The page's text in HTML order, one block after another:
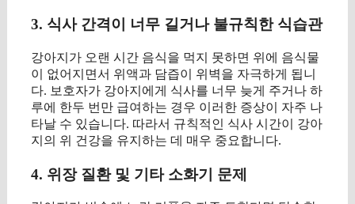
3. 식사 간격이 너무 길거나 불규칙한 식습관
강아지가 오랜 시간 음식을 먹지 못하면 위에 음식물
이 없어지면서 위액과 담즙이 위벽을 자극하게 됩니
다. 보호자가 강아지에게 식사를 너무 늦게 주거나 하
루에 한두 번만 급여하는 경우 이러한 증상이 자주 나
타날 수 있습니다. 따라서 규칙적인 식사 시간이 강아
지의 위 건강을 유지하는 데 매우 중요합니다.
4. 위장 질환 및 기타 소화기 문제